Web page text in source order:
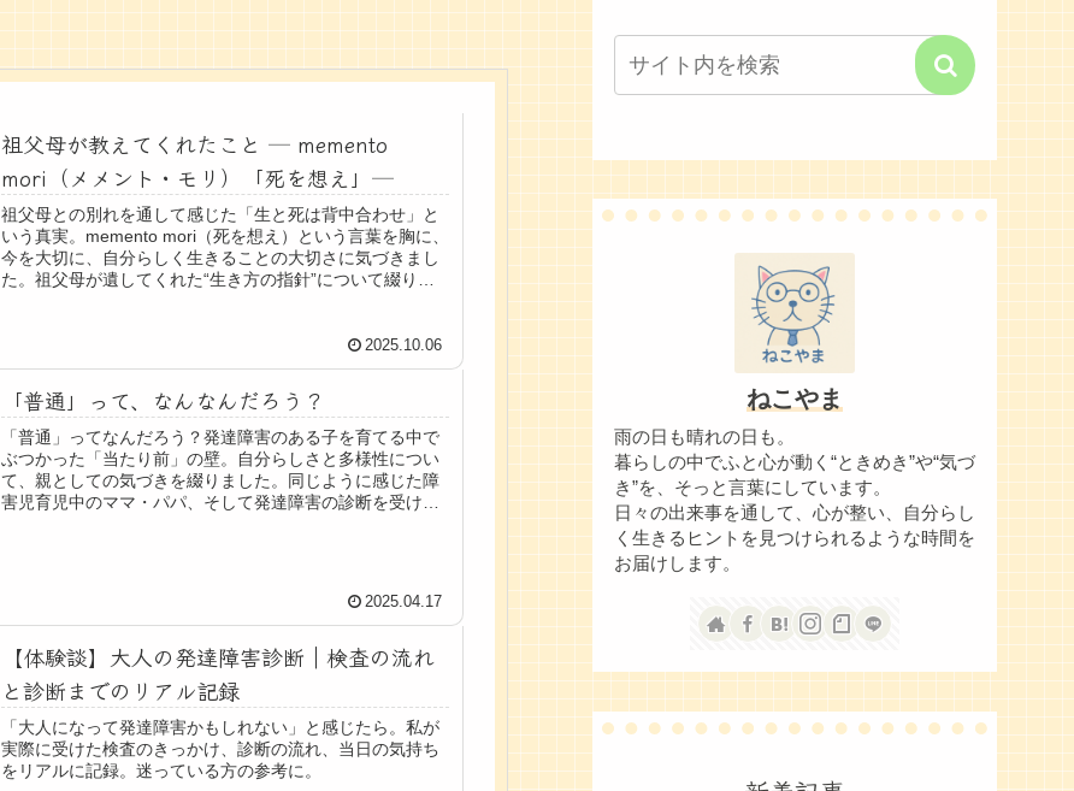
祖父母が教えてくれたこと ─ memento
mori（メメント・モリ）「死を想え」─
祖父母との別れを通して感じた「生と死は背中合わせ」と
いう真実。memento mori（死を想え）という言葉を胸に、
今を大切に、自分らしく生きることの大切さに気づきまし
た。祖父母が遺してくれた“生き方の指針”について綴りま
2025.10.06
「普通」って、なんなんだろう？
「普通」ってなんだろう？発達障害のある子を育てる中で
ぶつかった「当たり前」の壁。自分らしさと多様性につい
て、親としての気づきを綴りました。同じように感じた障
害児育児中のママ・パパ、そして発達障害の診断を受けた
2025.04.17
【体験談】大人の発達障害診断｜検査の流れ
と診断までのリアル記録
「大人になって発達障害かもしれない」と感じたら。私が
実際に受けた検査のきっかけ、診断の流れ、当日の気持ち
をリアルに記録。迷っている方の参考に。
ねこやま
雨の日も晴れの日も。
暮らしの中でふと心が動く“ときめき”や“気づ
き”を、そっと言葉にしています。
日々の出来事を通して、心が整い、自分らし
く生きるヒントを見つけられるような時間を
お届けします。